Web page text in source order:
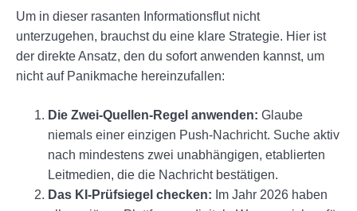
Um in dieser rasanten Informationsflut nicht
unterzugehen, brauchst du eine klare Strategie. Hier ist
der direkte Ansatz, den du sofort anwenden kannst, um
nicht auf Panikmache hereinzufallen:
Die Zwei-Quellen-Regel anwenden: Glaube
niemals einer einzigen Push-Nachricht. Suche aktiv
nach mindestens zwei unabhängigen, etablierten
Leitmedien, die die Nachricht bestätigen.
Das KI-Prüfsiegel checken: Im Jahr 2026 haben